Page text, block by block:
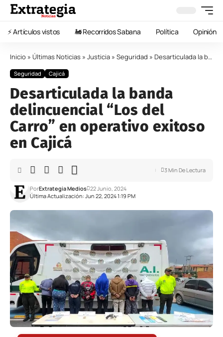
⚡️ Artículos vistos 🚂 Recorridos Sabana Política Opinión
Inicio » Últimas Noticias » Justicia » Seguridad » Desarticulada la banda delincuencial “Los del Carro” en operativo exitoso en Cajicá
Seguridad Cajicá
Desarticulada la banda
delincuencial “Los del
Carro” en operativo exitoso
en Cajicá
Última Actualización: Jun 22, 2024 1:19 PM
PorExtrategia Medios 22 Junio, 2024
3 Min De Lectura